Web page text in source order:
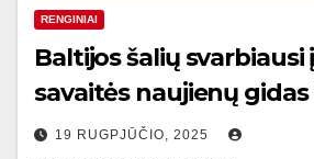
RENGINIAI
Baltijos šalių svarbiausi
savaitės naujienų gidas
19 RUGPJŪČIO, 2025